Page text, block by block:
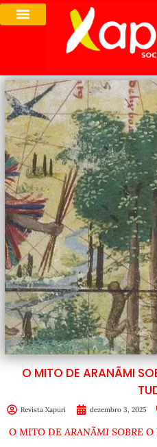
O MITO DE ARANÃMI
Revista Xapuri dezembro 3, 2025
O MITO DEARANÃMI SOBRE O